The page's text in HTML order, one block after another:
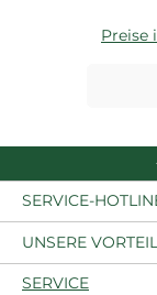
Preise
SERVICE-
UNSERE
SERVICE